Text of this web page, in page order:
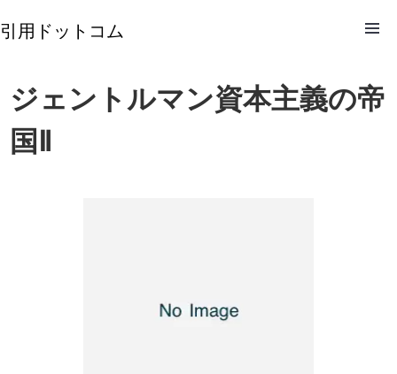
引用ドットコム
ジェントルマン資本主義の帝
国Ⅱ